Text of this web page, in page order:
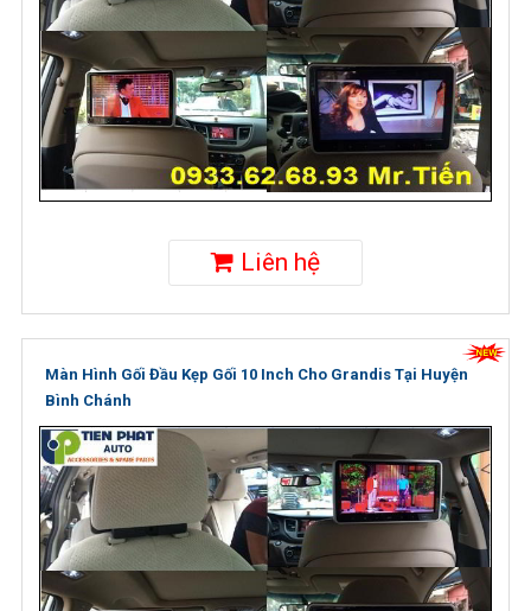
Liên hệ
Màn Hình Gối Đầu Kẹp Gối 10 Inch Cho Grandis Tại Huyện
Bình Chánh